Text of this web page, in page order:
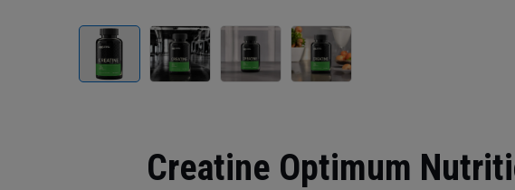
Creatine Optimum